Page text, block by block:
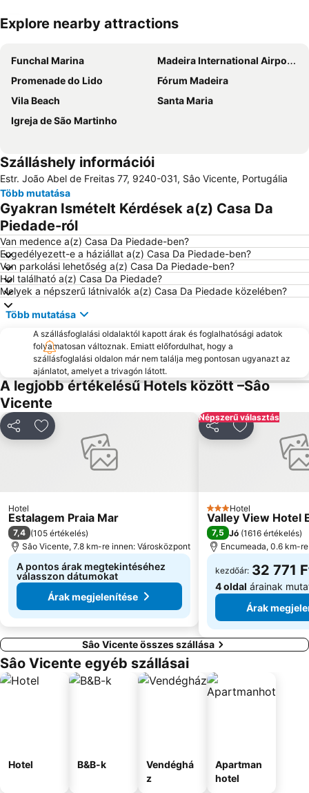
Nagy méretű térkép
Explore nearby attractions
Funchal Marina
Madeira International Airport Cristiano Ronaldo
Promenade do Lido
Fórum Madeira
Vila Beach
Santa Maria
Igreja de São Martinho
Szálláshely információi
Estr. João Abel de Freitas 77, 9240-031, Sâo Vicente, Portugália
Több mutatása
Gyakran Ismételt Kérdések a(z) Casa Da
Piedade-ról
Van medence a(z) Casa Da Piedade-ben?
Engedélyezett-e a háziállat a(z) Casa Da Piedade-ben?
Van parkolási lehetőség a(z) Casa Da Piedade-ben?
Hol található a(z) Casa Da Piedade?
Melyek a népszerű látnivalók a(z) Casa Da Piedade közelében?
Több mutatása
A szállásfoglalási oldalaktól kapott árak és foglalhatósági adatok
folyamatosan változnak. Emiatt előfordulhat, hogy a
szállásfoglalási oldalon már nem találja meg pontosan ugyanazt az
ajánlatot, amelyet a trivagón látott.
A legjobb értékelésű Hotels között –Sâo
Vicente
MegosztásHozzáadás a kedvencekhez
Hotel
Estalagem Praia Mar
7,4 (105 értékelés)
Sâo Vicente, 7.8 km-re innen: Városközpont
A pontos árak megtekintéséhez
válasszon dátumokat
Árak megjelenítése
Népszerű választás
MegosztásHozzáadás
3 Kategória
Hotel
Valley View Hotel
7,5 Jó (1616 értékelés)
Encumeada, 0.6 km-
kezdőár: 32 771
4 oldal árainak
Árak
Sâo Vicente összes szállása
Sâo Vicente egyéb szállásai
Hotel B&B-k
Vendéghá
z
Apartman
hotel